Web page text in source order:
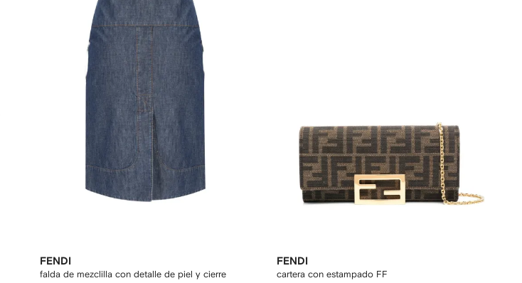
FENDI
falda de mezclilla con detalle de piel y cierre
FENDI
cartera con estampado FF